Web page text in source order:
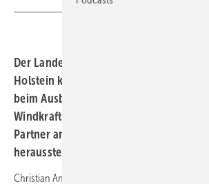
Der Landesverband Erneuerbare
Holstein kann auch für 2023 ein
beim Ausbau der Photovoltaik
Windkraft könnte sich der Solarausbau
Partner an den begehrten
herausstellen.
Christian Andresen, Vorstand des